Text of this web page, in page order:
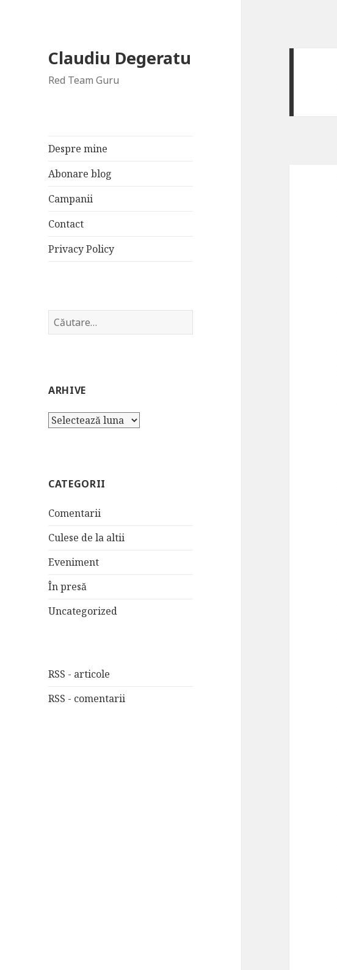
Claudiu Degeratu
Red Team Guru
Despre mine
Abonare blog
Campanii
Contact
Privacy Policy
Caută
după:
ARHIVE
Arhive
CATEGORII
Comentarii
Culese de la altii
Eveniment
În presă
Uncategorized
RSS - articole
RSS - comentarii